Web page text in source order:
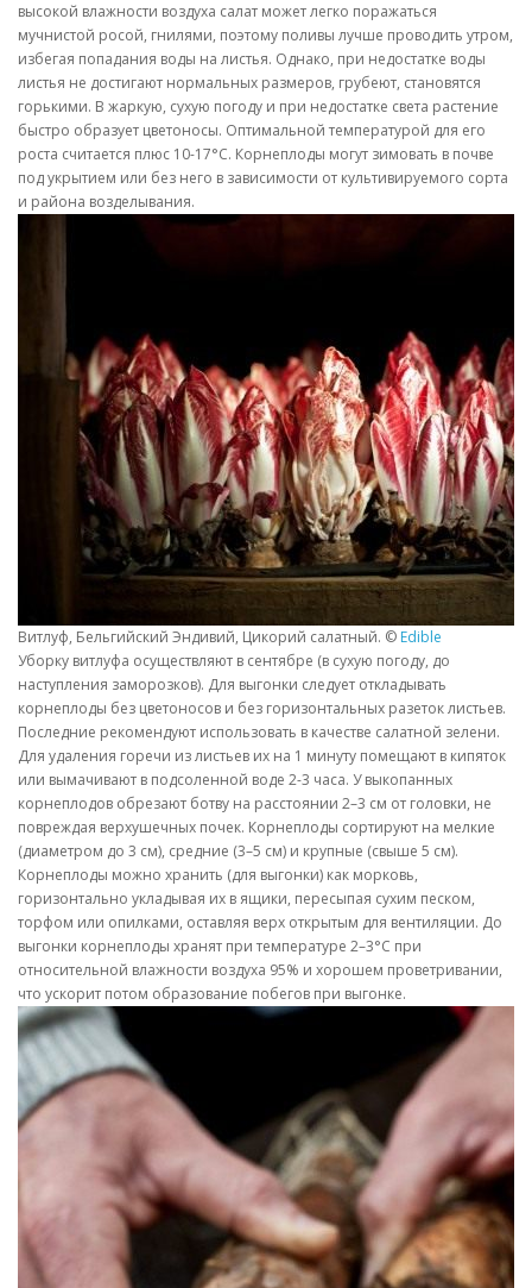
высокой влажности воздуха салат может легко поражаться
мучнистой росой, гнилями, поэтому поливы лучше проводить утром,
избегая попадания воды на листья. Однако, при недостатке воды
листья не достигают нормальных размеров, грубеют, становятся
горькими. В жаркую, сухую погоду и при недостатке света растение
быстро образует цветоносы. Оптимальной температурой для его
роста считается плюс 10-17°C. Корнеплоды могут зимовать в почве
под укрытием или без него в зависимости от культивируемого сорта
и района возделывания.
Витлуф, Бельгийский Эндивий, Цикорий салатный. © Edible
Уборку витлуфа осуществляют в сентябре (в сухую погоду, до
наступления заморозков). Для выгонки следует откладывать
корнеплоды без цветоносов и без горизонтальных разеток листьев.
Последние рекомендуют использовать в качестве салатной зелени.
Для удаления горечи из листьев их на 1 минуту помещают в кипяток
или вымачивают в подсоленной воде 2-3 часа. У выкопанных
корнеплодов обрезают ботву на расстоянии 2–3 см от головки, не
повреждая верхушечных почек. Корнеплоды сортируют на мелкие
(диаметром до 3 см), средние (3–5 см) и крупные (свыше 5 см).
Корнеплоды можно хранить (для выгонки) как морковь,
горизонтально укладывая их в ящики, пересыпая сухим песком,
торфом или опилками, оставляя верх открытым для вентиляции. До
выгонки корнеплоды хранят при температуре 2–3°С при
относительной влажности воздуха 95% и хорошем проветривании,
что ускорит потом образование побегов при выгонке.